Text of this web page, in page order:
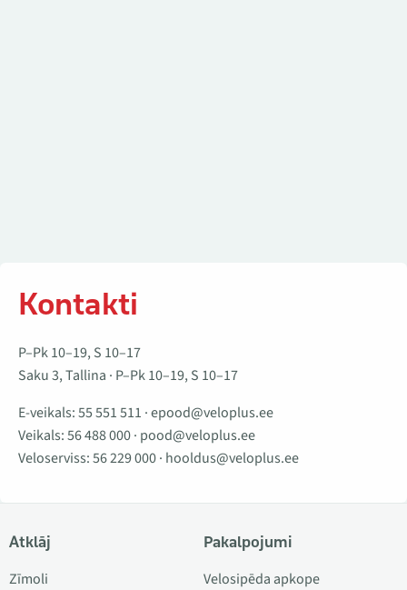
Kontakti
P–Pk 10–19, S 10–17
Saku 3, Tallina · P–Pk 10–19, S 10–17
E-veikals:55 551 511 ·epood@veloplus.ee
Veikals:56 488 000· pood@veloplus.ee
Veloserviss:56 229 000· hooldus@veloplus.ee
Atklāj
Zīmoli
Pakalpojumi
Velosipēda apkope